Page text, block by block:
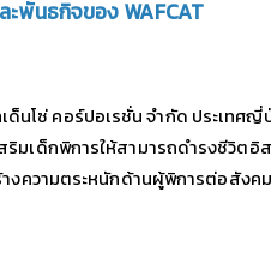
ะพันธกิจของ WAFCAT
ด็นโซ่ คอร์ปอเรชั่น จำกัด ประเทศ
มเด็กพิการให้สามารถดำรงชีวิตอิ
งความตระหนักด้านผู้พิการต่อสังคม